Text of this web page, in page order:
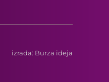
izrada: Burza ideja